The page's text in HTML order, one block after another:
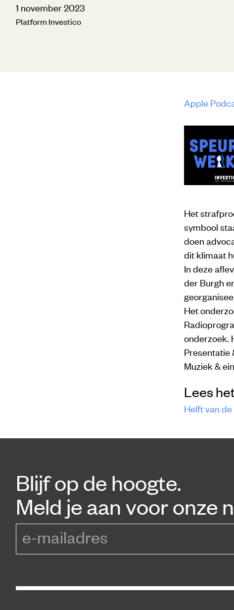
1 november 2023
Platform Investico
Apple
Het
symbool
doen
dit klimaat
In deze
der Burgh
Het
onderzoek.
Presentatie
Muziek &
Lees
Helft van
Blijf op de hoogte.
Meld je aan voor onze